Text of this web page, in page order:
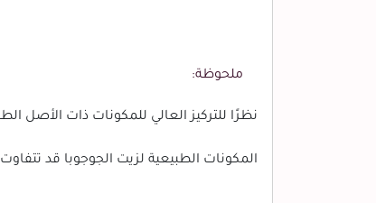
ملحوظة:
نظرًا للتركيز العالي للمكونات ذات الأصل
المكونات الطبيعية لزيت الجوجوبا قد